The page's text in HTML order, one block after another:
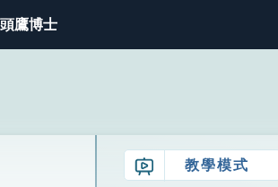
鷹博士
教學模式